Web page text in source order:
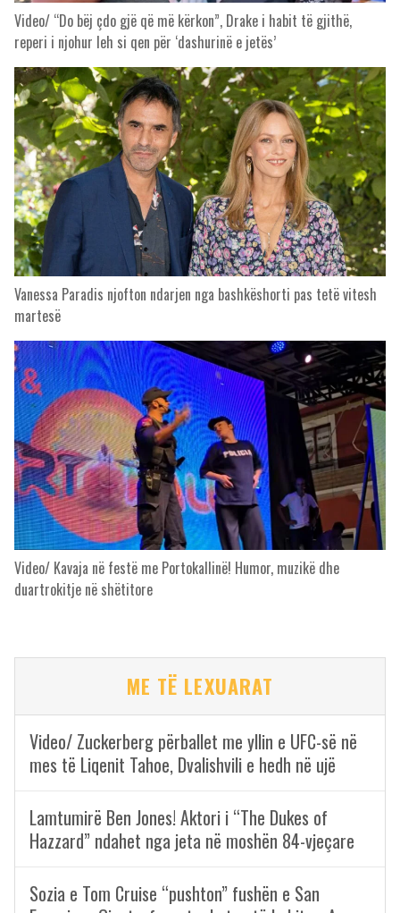
Video/ “Do bëj çdo gjë që më kërkon”, Drake i habit të gjithë,
reperi i njohur leh si qen për ‘dashurinë e jetës’
Vanessa Paradis njofton ndarjen nga bashkëshorti pas tetë vitesh
martesë
Video/ Kavaja në festë me Portokallinë! Humor, muzikë dhe
duartrokitje në shëtitore
ME TË LEXUARAT
Video/ Zuckerberg përballet me yllin e UFC-së në
mes të Liqenit Tahoe, Dvalishvili e hedh në ujë
Lamtumirë Ben Jones! Aktori i “The Dukes of
Hazzard” ndahet nga jeta në moshën 84-vjeçare
Sozia e Tom Cruise “pushton” fushën e San